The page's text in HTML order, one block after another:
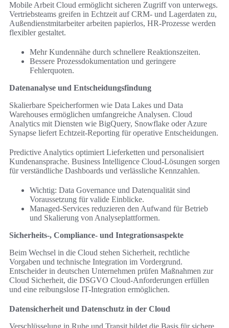
Mobile Arbeit Cloud ermöglicht sicheren Zugriff von unterwegs.
Vertriebsteams greifen in Echtzeit auf CRM- und Lagerdaten zu,
Außendienstmitarbeiter arbeiten papierlos, HR-Prozesse werden
flexibler gestaltet.
Mehr Kundennähe durch schnellere Reaktionszeiten.
Bessere Prozessdokumentation und geringere
Fehlerquoten.
Datenanalyse und Entscheidungsfindung
Skalierbare Speicherformen wie Data Lakes und Data
Warehouses ermöglichen umfangreiche Analysen. Cloud
Analytics mit Diensten wie BigQuery, Snowflake oder Azure
Synapse liefert Echtzeit-Reporting für operative Entscheidungen.
Predictive Analytics optimiert Lieferketten und personalisiert
Kundenansprache. Business Intelligence Cloud-Lösungen sorgen
für verständliche Dashboards und verlässliche Kennzahlen.
Wichtig: Data Governance und Datenqualität sind
Voraussetzung für valide Einblicke.
Managed-Services reduzieren den Aufwand für Betrieb
und Skalierung von Analyseplattformen.
Sicherheits-, Compliance- und Integrationsaspekte
Beim Wechsel in die Cloud stehen Sicherheit, rechtliche
Vorgaben und technische Integration im Vordergrund.
Entscheider in deutschen Unternehmen prüfen Maßnahmen zur
Cloud Sicherheit, die DSGVO Cloud-Anforderungen erfüllen
und eine reibungslose IT-Integration ermöglichen.
Datensicherheit und Datenschutz in der Cloud